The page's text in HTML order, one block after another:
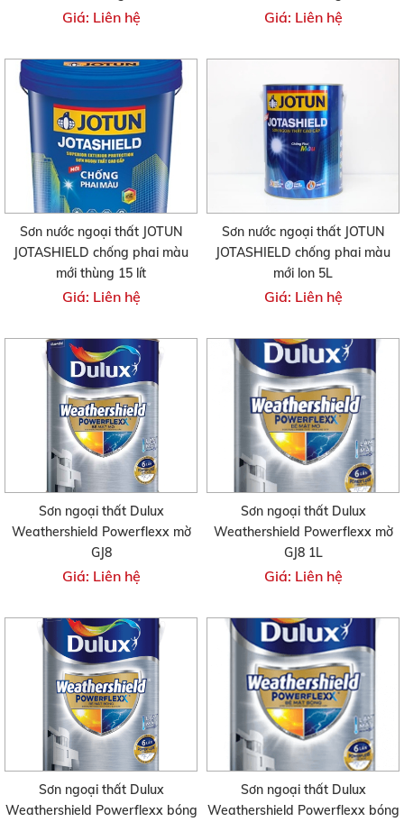
Giá: Liên hệ Giá: Liên hệ
Sơn nước ngoại thất JOTUN
JOTASHIELD chống phai màu
mới thùng 15 lít
Giá: Liên hệ
Sơn nước ngoại thất JOTUN
JOTASHIELD chống phai màu
mới lon 5L
Giá: Liên hệ
Sơn ngoại thất Dulux
Weathershield Powerflexx mờ
GJ8
Giá: Liên hệ
Sơn ngoại thất Dulux
Weathershield Powerflexx mờ
GJ8 1L
Giá: Liên hệ
Sơn ngoại thất Dulux
Weathershield Powerflexx bóng
Sơn ngoại thất Dulux
Weathershield Powerflexx bóng